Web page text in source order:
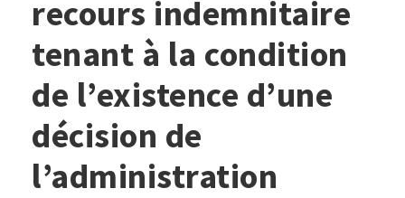
recours indemnitaire
tenant à la condition
de l’existence d’une
décision de
l’administration